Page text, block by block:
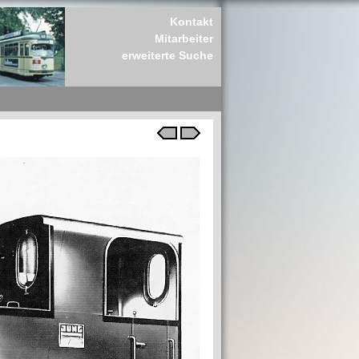
Kontakt
Mitarbeiter
erweiterte Suche